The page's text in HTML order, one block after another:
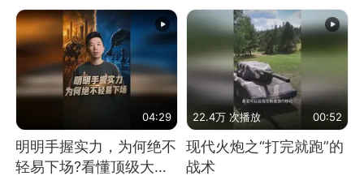
04:29
明明手握实力，为何绝不
轻易下场?看懂顶级大国
22.4万 次播放 00:52
现代火炮之“打完就跑”的
战术